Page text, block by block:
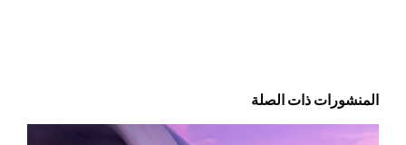
المنشورات ذات الصلة